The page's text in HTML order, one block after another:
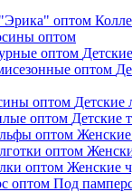
оптом
Детские
Детские
Женские
Под